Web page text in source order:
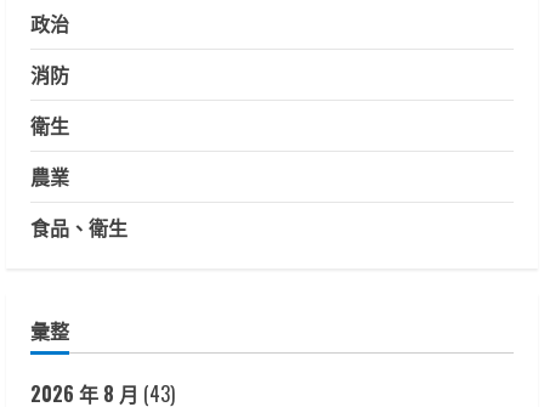
政治
消防
衛生
農業
食品、衛生
彙整
2026 年 8 月 (43)